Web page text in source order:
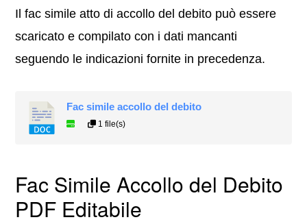
Il fac simile atto di accollo del debito può essere
scaricato e compilato con i dati mancanti
seguendo le indicazioni fornite in precedenza.
Fac simile accollo del debito
1 file(s)
Fac Simile Accollo del Debito
PDF Editabile